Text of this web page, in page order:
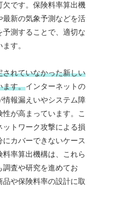
です。保険料率算出機
新の気象予測などを活
測することで、適切な
す。
されていなかった新しい
ます。インターネットの
報漏えいやシステム障
が高まっています。こ
トワーク攻撃による損
カバーできないケース
率算出機構は、これら
査や研究を進めてお
や保険料率の設計に取